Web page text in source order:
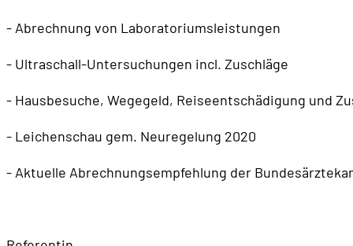
- Abrechnung von Laboratoriumsleistungen
- Ultraschall-Untersuchungen incl. Zuschläge
- Hausbesuche, Wegegeld, Reiseentschädigung und
- Leichenschau gem. Neuregelung 2020
- Aktuelle Abrechnungsempfehlung der